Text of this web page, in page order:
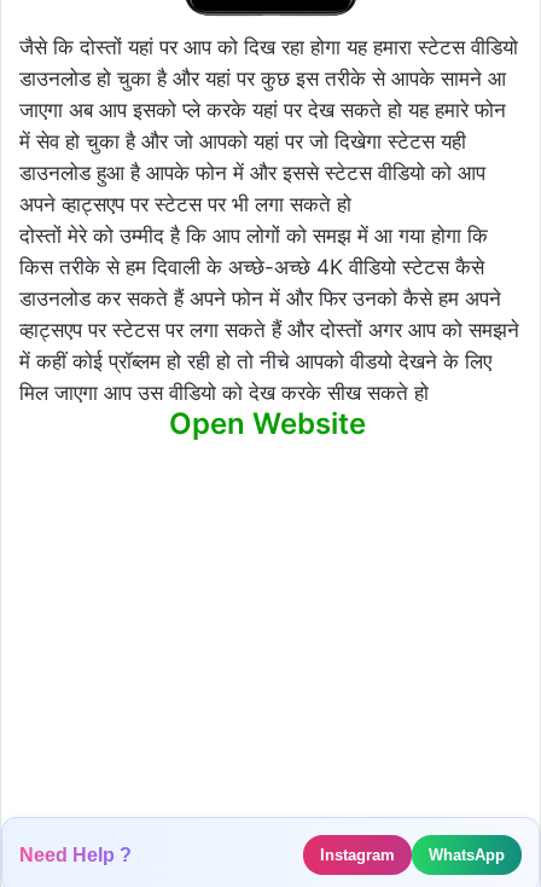
जैसे कि दोस्तों यहां पर आप को दिख रहा होगा यह हमारा स्टेटस वीडियो
डाउनलोड हो चुका है और यहां पर कुछ इस तरीके से आपके सामने आ
जाएगा अब आप इसको प्ले करके यहां पर देख सकते हो यह हमारे फोन
में सेव हो चुका है और जो आपको यहां पर जो दिखेगा स्टेटस यही
डाउनलोड हुआ है आपके फोन में और इससे स्टेटस वीडियो को आप
अपने व्हाट्सएप पर स्टेटस पर भी लगा सकते हो
दोस्तों मेरे को उम्मीद है कि आप लोगों को समझ में आ गया होगा कि
किस तरीके से हम दिवाली के अच्छे-अच्छे 4K वीडियो स्टेटस कैसे
डाउनलोड कर सकते हैं अपने फोन में और फिर उनको कैसे हम अपने
व्हाट्सएप पर स्टेटस पर लगा सकते हैं और दोस्तों अगर आप को समझने
में कहीं कोई प्रॉब्लम हो रही हो तो नीचे आपको वीडयो देखने के लिए
मिल जाएगा आप उस वीडियो को देख करके सीख सकते हो
Open Website
Need Help ? Instagram WhatsApp